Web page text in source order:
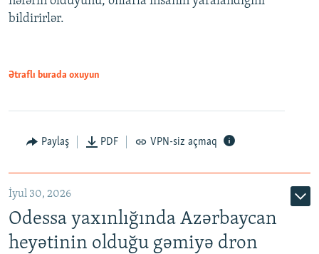
bildirirlər.
Ətraflı burada oxuyun
Paylaş PDF VPN-siz açmaq
İyul 30, 2026
Odessa yaxınlığında Azərbaycan
heyətinin olduğu gəmiyə dron